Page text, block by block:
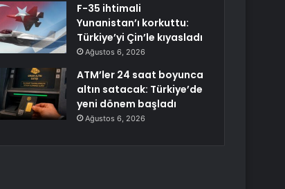
F-35 ihtimali
Yunanistan’ı korkuttu:
Türkiye’yi Çin’le kıyasladı
Ağustos 6, 2026
ATM’ler 24 saat boyunca
altın satacak: Türkiye’de
yeni dönem başladı
Ağustos 6, 2026